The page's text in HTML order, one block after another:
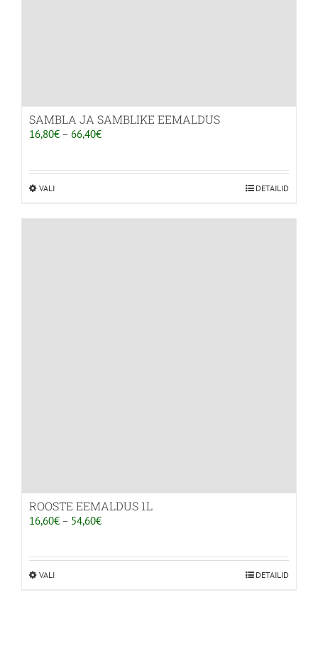
SAMBLA JA SAMBLIKE EEMALDUS
16,80€ – 66,40€Hinnavahemik:
kuni
VALISellel
DETAILID
ROOSTE EEMALDUS 1L
16,60€ – 54,60€Hinnavahemik:
kuni
VALISellel
DETAILID